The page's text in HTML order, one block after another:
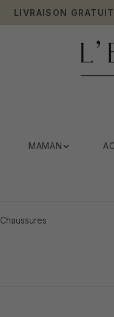
LIVRAISON
MAMAN
Chaussures